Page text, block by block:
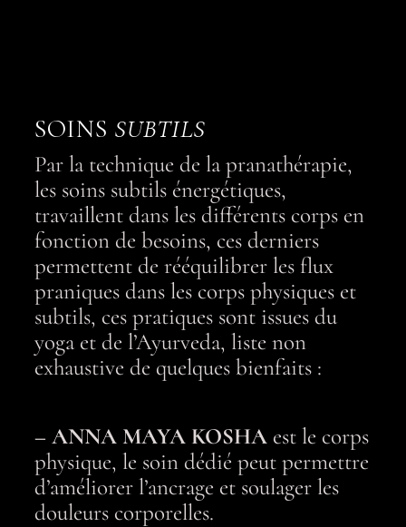
SOINS SUBTILS
Par la technique de la pranathérapie,
les soins subtils énergétiques,
travaillent dans les différents corps en
fonction de besoins, ces derniers
permettent de rééquilibrer les flux
praniques dans les corps physiques et
subtils, ces pratiques sont issues du
yoga et de l’Ayurveda, liste non
exhaustive de quelques bienfaits :
– ANNA MAYA KOSHA est le corps
physique, le soin dédié peut permettre
d’améliorer l’ancrage et soulager les
douleurs corporelles.